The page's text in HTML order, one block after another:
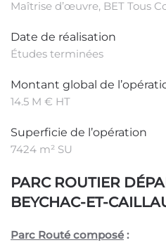
Maîtrise d’œuvre, BET Tous
Date de réalisation
Études terminées
Montant global de
14.5 M € HT
Superficie de l’opération
7424 m² SU
PARC ROUTIER
BEYCHAC-ET-
Parc Routé composé :